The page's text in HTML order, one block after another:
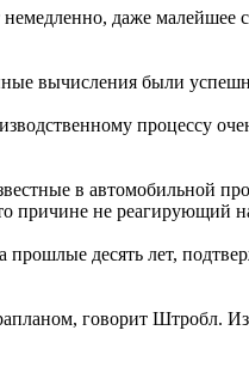
даже
вычисления были
процессу
в автомобильной
причине не реагирующий
десять лет,
говорит Штробл.